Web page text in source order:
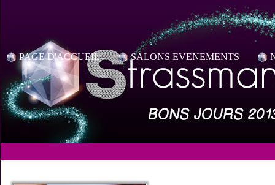
PAGE D'ACCUEIL SALONS EVENEMENTS